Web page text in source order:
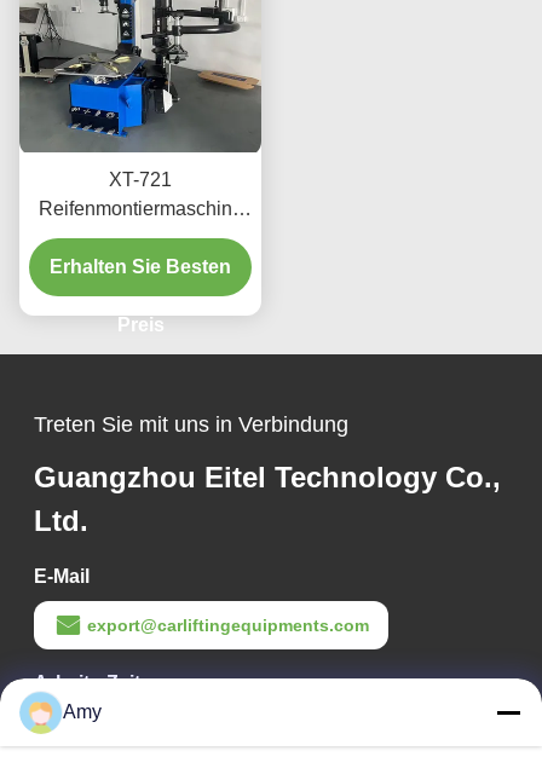
XT-721
Reifenmontiermaschine
für Kfz-
Reparaturwerkstätten und
Garagen
Erhalten Sie Besten
Preis
Treten Sie mit uns in Verbindung
Guangzhou Eitel Technology Co.,
Ltd.
E-Mail
export@carliftingequipments.com
Arbeits-Zeit
09:00-18:00
Amy